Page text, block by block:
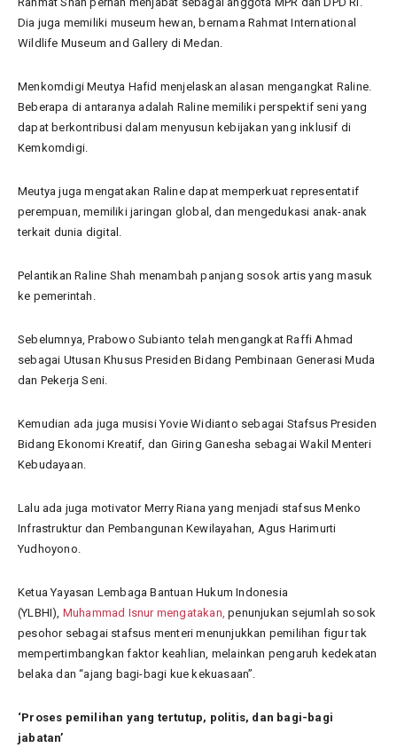
Dia juga memiliki museum hewan, bernama Rahmat International
Wildlife Museum and Gallery di Medan.
Menkomdigi Meutya Hafid menjelaskan alasan mengangkat Raline.
Beberapa di antaranya adalah Raline memiliki perspektif seni yang
dapat berkontribusi dalam menyusun kebijakan yang inklusif di
Kemkomdigi.
Meutya juga mengatakan Raline dapat memperkuat representatif
perempuan, memiliki jaringan global, dan mengedukasi anak-anak
terkait dunia digital.
Pelantikan Raline Shah menambah panjang sosok artis yang masuk
ke pemerintah.
Sebelumnya, Prabowo Subianto telah mengangkat Raffi Ahmad
sebagai Utusan Khusus Presiden Bidang Pembinaan Generasi Muda
dan Pekerja Seni.
Kemudian ada juga musisi Yovie Widianto sebagai Stafsus Presiden
Bidang Ekonomi Kreatif, dan Giring Ganesha sebagai Wakil Menteri
Kebudayaan.
Lalu ada juga motivator Merry Riana yang menjadi stafsus Menko
Infrastruktur dan Pembangunan Kewilayahan, Agus Harimurti
Yudhoyono.
Ketua Yayasan Lembaga Bantuan Hukum Indonesia
(YLBHI), Muhammad Isnur mengatakan, penunjukan sejumlah sosok
pesohor sebagai stafsus menteri menunjukkan pemilihan figur tak
mempertimbangkan faktor keahlian, melainkan pengaruh kedekatan
belaka dan “ajang bagi-bagi kue kekuasaan”.
‘Proses pemilihan yang tertutup, politis, dan bagi-bagi
jabatan’